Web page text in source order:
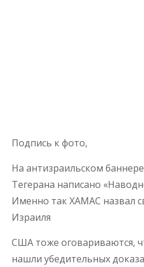
Подпись к фото,
На антизраильском
Тегерана написано
Именно так ХАМАС назвал
Израиля
США тоже оговариваются,
нашли убедительных